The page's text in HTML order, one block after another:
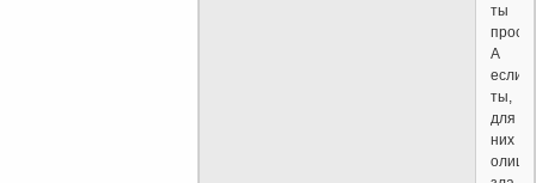
ты
А
если
ты,
для
них